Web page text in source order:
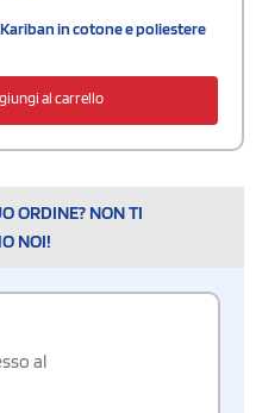
in cotone e poliestere
al carrello
ORDINE? NON TI
NOI!
al